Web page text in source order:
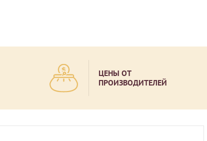
ЦЕНЫ ОТ
ПРОИЗВОДИТЕЛЕЙ